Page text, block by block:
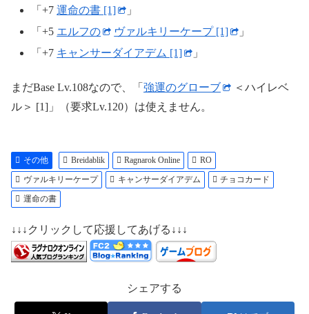
「+7運命の書 [1]
」
「+5 エルフの ヴァルキリーケープ [1]
」
「+7 キャンサーダイアデム [1] 」
まだBase Lv.108なので、「 強運のグローブ
＜ハイレベ
ル＞ [1]」（要求Lv.120）は使えません。
その他 Breidablik Ragnarok Online
RO
ヴァルキリーケープ
キャンサーダイアデム
チョコカード
運命の書
↓↓↓クリックして応援してあげる↓↓↓
シェアする